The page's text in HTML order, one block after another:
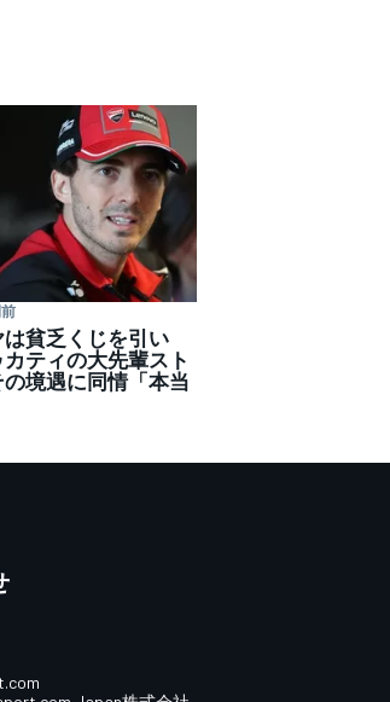
貧乏くじを引い
ティの大先輩スト
境遇に同情「本当